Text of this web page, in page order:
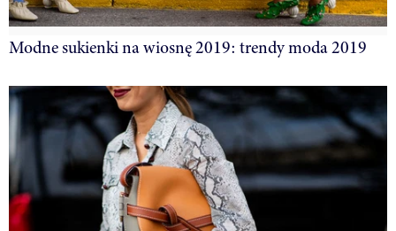
Modne sukienki na wiosnę 2019: trendy moda 2019